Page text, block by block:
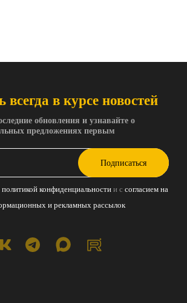
всегда в курсе новостей
обновления и узнавайте о
предложениях первым
Подписаться
политикой конфиденциальности и с согласием на
и рекламных рассылок